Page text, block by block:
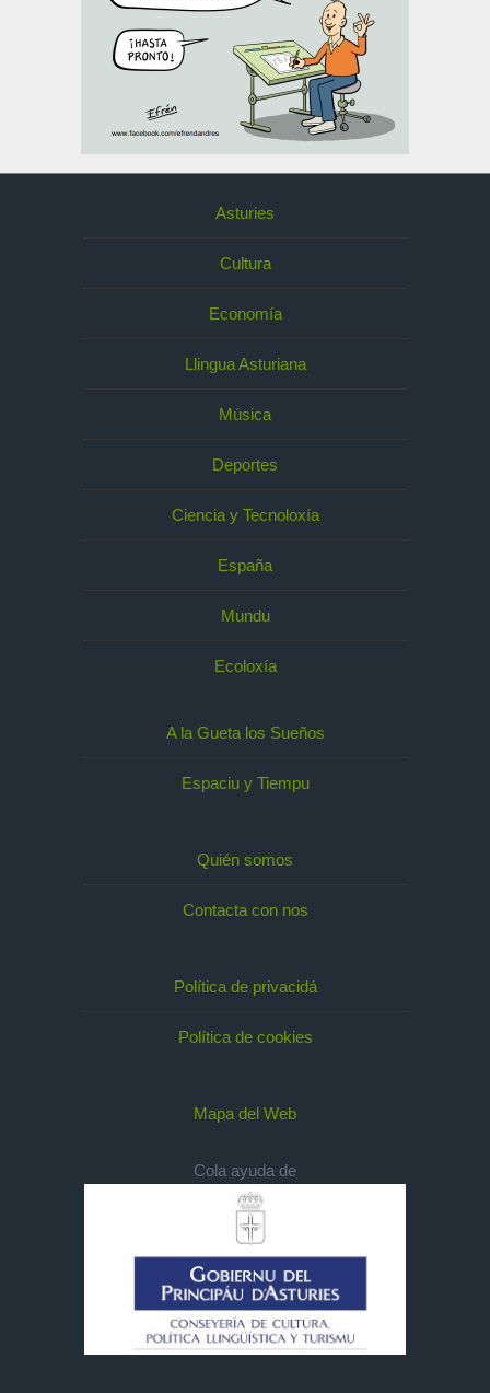
Asturies
Cultura
Economía
Llingua Asturiana
Música
Deportes
Ciencia y Tecnoloxía
España
Mundu
Ecoloxía
A la Gueta los Sueños
Espaciu y Tiempu
Quién somos
Contacta con nos
Política de privacidá
Política de cookies
Mapa del Web
Cola ayuda de